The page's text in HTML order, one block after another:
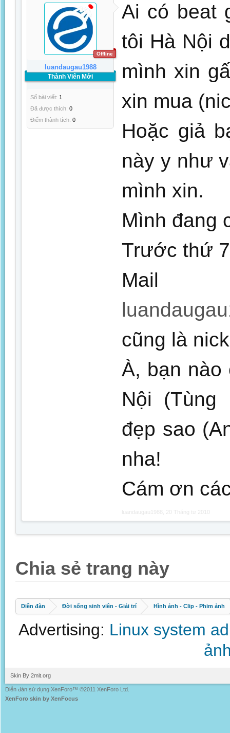
Offline
luandaugau1988
Thành Viên Mới
Số bài viết: 1
Đã được thích: 0
Điểm thành tích: 0
Ai có beat
tôi Hà Nội
mình xin
xin mua
Hoặc giả
này y như
mình xin.
Mình đang
Trước thứ
cũng là
À, bạn nào
Nội
đẹp sao
nha!
Cám ơn
luandaugau1988 20 Tháng tư 2010
Chia sẻ trang này
Diễn đàn Đời sống sinh viên - Giải trí Hình ảnh - Clip - Phim ảnh
Advertising: Linux system
Skin By 2mit.org
Diễn đàn sử dụng XenForo™ ©2011 XenForo Ltd.
XenForo skin by XenFocus